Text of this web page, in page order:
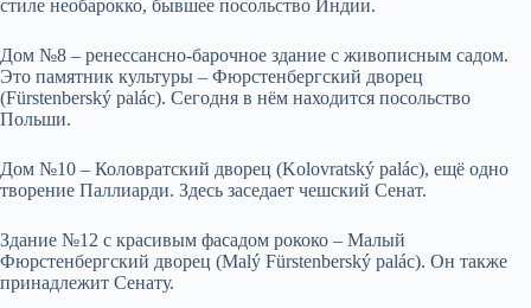
стиле необарокко, бывшее посольство Индии.
Дом №8 – ренессансно-барочное здание с живописным садом.
Это памятник культуры – Фюрстенбергский дворец
(Fürstenberský palác). Сегодня в нём находится посольство
Польши.
Дом №10 – Коловратский дворец (Kolovratský palác), ещё одно
творение Паллиарди. Здесь заседает чешский Сенат.
Здание №12 с красивым фасадом рококо – Малый
Фюрстенбергский дворец (Malý Fürstenberský palác). Он также
принадлежит Сенату.